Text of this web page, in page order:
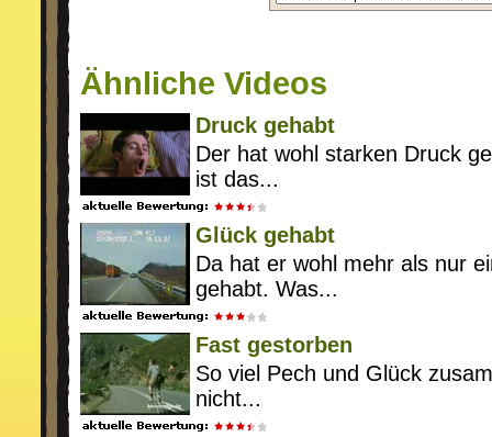
Ähnliche Videos
Druck gehabt
Der hat wohl starken Druck
ist das...
Glück gehabt
Da hat er wohl mehr als nur
gehabt. Was...
Fast gestorben
So viel Pech und Glück
nicht...